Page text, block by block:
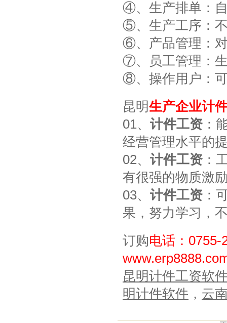
④、生产排单：
⑤、生产工序：
⑥、产品管理：
⑦、员工管理：
⑧、操作用户：
昆明生产企业计
01、 计件工资 ：
经营管理水平的
02、 计件工资 ：
有很强的物质激
03、 计件工资 ：
果，努力学习，
订购电话：0755-
昆明计件工资软
明计件软件 ， 云